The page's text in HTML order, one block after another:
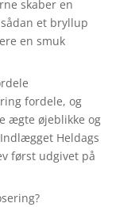
skaber en
et bryllup
en smuk
fordele, og
ægte øjeblikke og
Heldags
først udgivet på